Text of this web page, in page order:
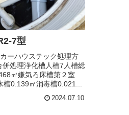
7型
ーハウステック処理方
処理浄化槽人槽7人槽総
㎥嫌気ろ床槽第２室
槽0.139㎥消毒槽0.021...
2024.07.10